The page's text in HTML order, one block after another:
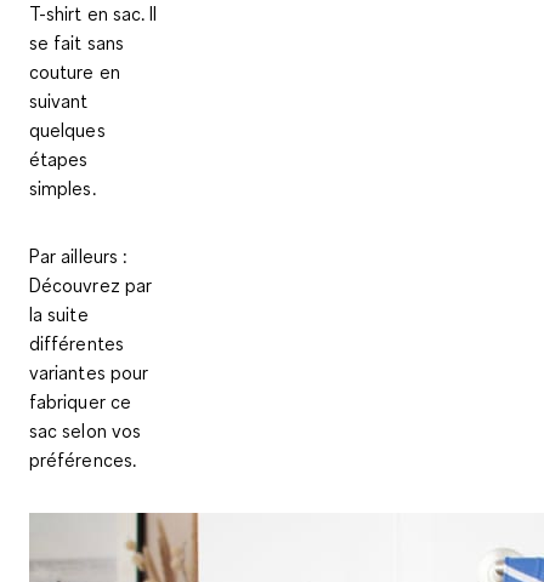
T-shirt en sac.Il
se fait sans
couture en
suivant
quelques
étapes
simples.
Par ailleurs :
Découvrez par
la suite
différentes
variantes pour
fabriquer ce
sac selon vos
préférences.